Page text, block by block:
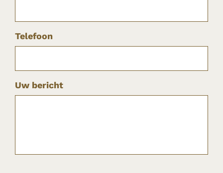
Telefoon
Uw bericht